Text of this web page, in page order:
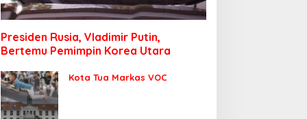
Presiden Rusia, Vladimir Putin,
Bertemu Pemimpin Korea Utara
Kota Tua Markas VOC